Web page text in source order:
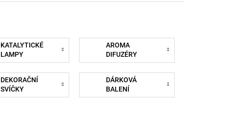
KATALYTICKÉ
LAMPY
AROMA
DIFUZÉRY
DEKORAČNÍ
SVÍČKY
DÁRKOVÁ
BALENÍ